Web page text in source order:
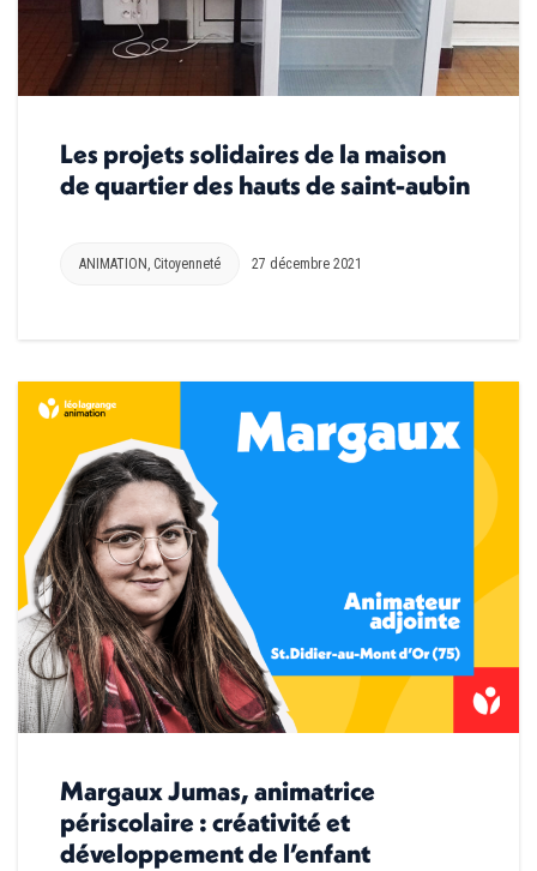
Les projets solidaires de la maison
de quartier des hauts de saint-aubin
ANIMATION , Citoyenneté 27 décembre 2021
Margaux Jumas, animatrice
périscolaire : créativité et
développement de l’enfant